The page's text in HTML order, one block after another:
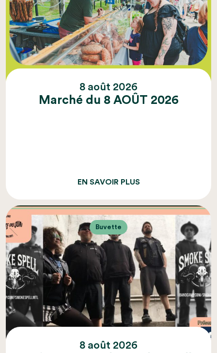
8 août 2026
Marché du 8 AOÛT 2026
EN SAVOIR PLUS
Buvette
8 août 2026